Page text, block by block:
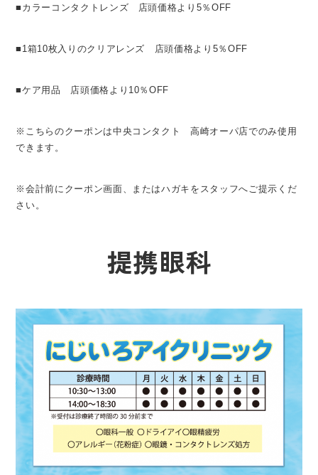
■カラーコンタクトレンズ 店頭価格より5％OFF
■1箱10枚入りのクリアレンズ 店頭価格より5％OFF
■ケア用品 店頭価格より10％OFF
※こちらのクーポンは中央コンタクト 高崎オーパ店でのみ使用
できます。
※会計前にクーポン画面、またはハガキをスタッフへご提示くだ
さい。
提携眼科